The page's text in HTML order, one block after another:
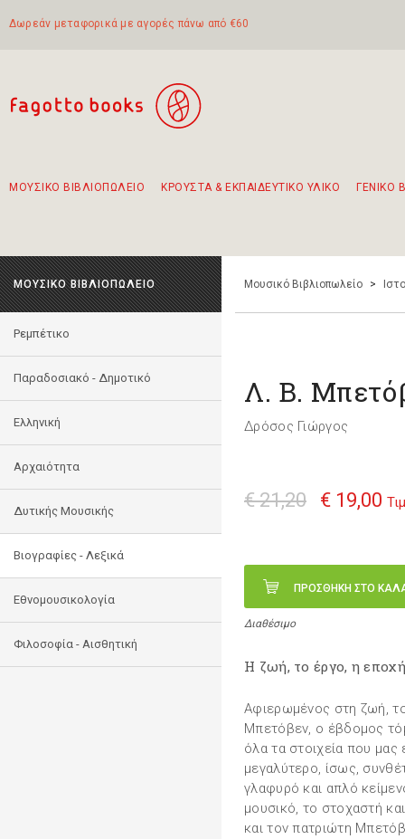
Δωρεάν μεταφορικά με αγορές πάνω από €60
ΜΟΥΣΙΚΟ ΒΙΒΛΙΟΠΩΛΕΙΟ ΚΡΟΥΣΤΑ & ΕΚΠΑΙΔΕΥΤΙΚΟ ΥΛΙΚΟ ΓΕΝΙΚΟ
ΜΟΥΣΙΚΟ ΒΙΒΛΙΟΠΩΛΕΙΟ
Ρεμπέτικο
Παραδοσιακό - Δημοτικό
Ελληνική
Αρχαιότητα
Δυτικής Μουσικής
Βιογραφίες - Λεξικά
Εθνομουσικολογία
Φιλοσοφία - Αισθητική
Μουσικό Βιβλιοπωλείο >
Λ. Β.
Δρόσος Γιώργος
€ 21,20 € 19,00
ΠΡΟΣΘΗΚΗ ΣΤΟ
Διαθέσιμο
Η ζωή, το έργο, η
Αφιερωμένος στη ζωή,
Μπετόβεν, ο έβδομος
όλα τα στοιχεία που μας
μεγαλύτερο, ίσως,
γλαφυρό και απλό
μουσικό, το στοχαστή
και τον πατριώτη